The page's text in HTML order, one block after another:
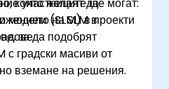
модели (SLM) в проекти
за да подобрят
на SLM в
с градски масиви от
вземане на решения.